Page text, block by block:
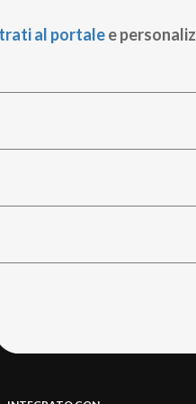
al portalee